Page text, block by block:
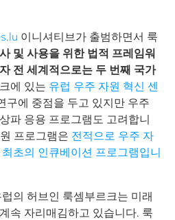
이니셔티브가 출범하면서 룩
및 사용을 위한 법적 프레임워
전 세계적으로는 두 번째 국가
에 있는 유럽 우주 자원 혁신 센
구에 중점을 두고 있지만 우주
파 응용 프로그램도 고려합니
프로그램은 전적으로 우주 자
초의 인큐베이션 프로그램입니
의 허브인 룩셈부르크는 미래
속 자리매김하고 있습니다. 룩